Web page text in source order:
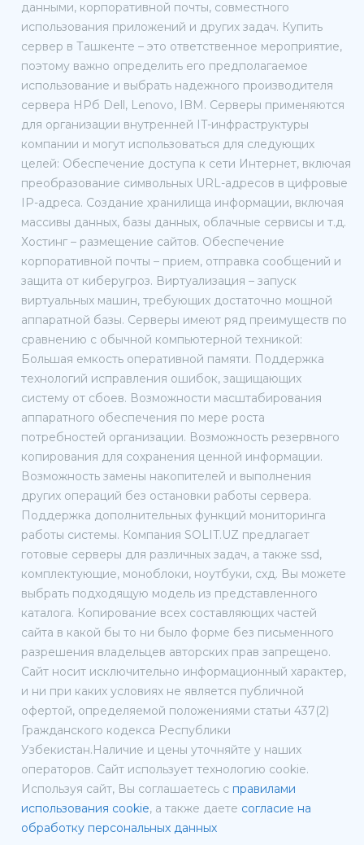
данными, корпоративной почты, совместного
использования приложений и других задач. Купить
сервер в Ташкенте – это ответственное мероприятие,
поэтому важно определить его предполагаемое
использование и выбрать надежного производителя
сервера HPб Dell, Lenovo, IBM. Серверы применяются
для организации внутренней IT-инфраструктуры
компании и могут использоваться для следующих
целей: Обеспечение доступа к сети Интернет, включая
преобразование символьных URL-адресов в цифровые
IP-адреса. Создание хранилища информации, включая
массивы данных, базы данных, облачные сервисы и т.д.
Хостинг – размещение сайтов. Обеспечение
корпоративной почты – прием, отправка сообщений и
защита от киберугроз. Виртуализация – запуск
виртуальных машин, требующих достаточно мощной
аппаратной базы. Серверы имеют ряд преимуществ по
сравнению с обычной компьютерной техникой:
Большая емкость оперативной памяти. Поддержка
технологий исправления ошибок, защищающих
систему от сбоев. Возможности масштабирования
аппаратного обеспечения по мере роста
потребностей организации. Возможность резервного
копирования для сохранения ценной информации.
Возможность замены накопителей и выполнения
других операций без остановки работы сервера.
Поддержка дополнительных функций мониторинга
работы системы. Компания SOLIT.UZ предлагает
готовые серверы для различных задач, а также ssd,
комплектующие, моноблоки, ноутбуки, схд. Вы можете
выбрать подходящую модель из представленного
каталога. Копирование всех составляющих частей
сайта в какой бы то ни было форме без письменного
разрешения владельцев авторских прав запрещено.
Сайт носит исключительно информационный характер,
и ни при каких условиях не является публичной
офертой, определяемой положениями статьи 437(2)
Гражданского кодекса Республики
Узбекистан.Наличие и цены уточняйте у наших
операторов. Сайт использует технологию cookie.
Используя сайт, Вы соглашаетесь с правилами
использования cookie, а также даете согласие на
обработку персональных данных